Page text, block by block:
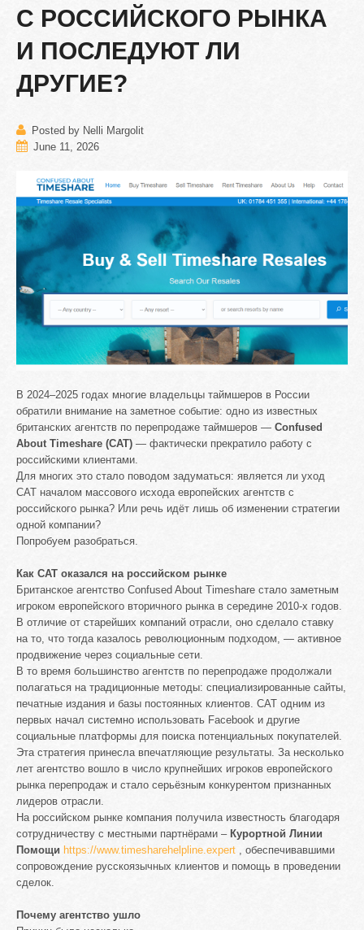
С РОССИЙСКОГО РЫНКА
И ПОСЛЕДУЮТ ЛИ
ДРУГИЕ?
Posted by Nelli Margolit
June 11, 2026
В 2024–2025 годах многие владельцы таймшеров в России
обратили внимание на заметное событие: одно из известных
британских агентств по перепродаже таймшеров — Confused
About Timeshare (CAT) — фактически прекратило работу с
российскими клиентами.
Для многих это стало поводом задуматься: является ли уход
CAT началом массового исхода европейских агентств с
российского рынка? Или речь идёт лишь об изменении стратегии
одной компании?
Попробуем разобраться.
Как CAT оказался на российском рынке
Британское агентство Confused About Timeshare стало заметным
игроком европейского вторичного рынка в середине 2010-х годов.
В отличие от старейших компаний отрасли, оно сделало ставку
на то, что тогда казалось революционным подходом, — активное
продвижение через социальные сети.
В то время большинство агентств по перепродаже продолжали
полагаться на традиционные методы: специализированные сайты,
печатные издания и базы постоянных клиентов. CAT одним из
первых начал системно использовать Facebook и другие
социальные платформы для поиска потенциальных покупателей.
Эта стратегия принесла впечатляющие результаты. За несколько
лет агентство вошло в число крупнейших игроков европейского
рынка перепродаж и стало серьёзным конкурентом признанных
лидеров отрасли.
На российском рынке компания получила известность благодаря
сотрудничеству с местными партнёрами – Курортной Линии
Помощи https://www.timesharehelpline.expert , обеспечивавшими
сопровождение русскоязычных клиентов и помощь в проведении
сделок.
Почему агентство ушло